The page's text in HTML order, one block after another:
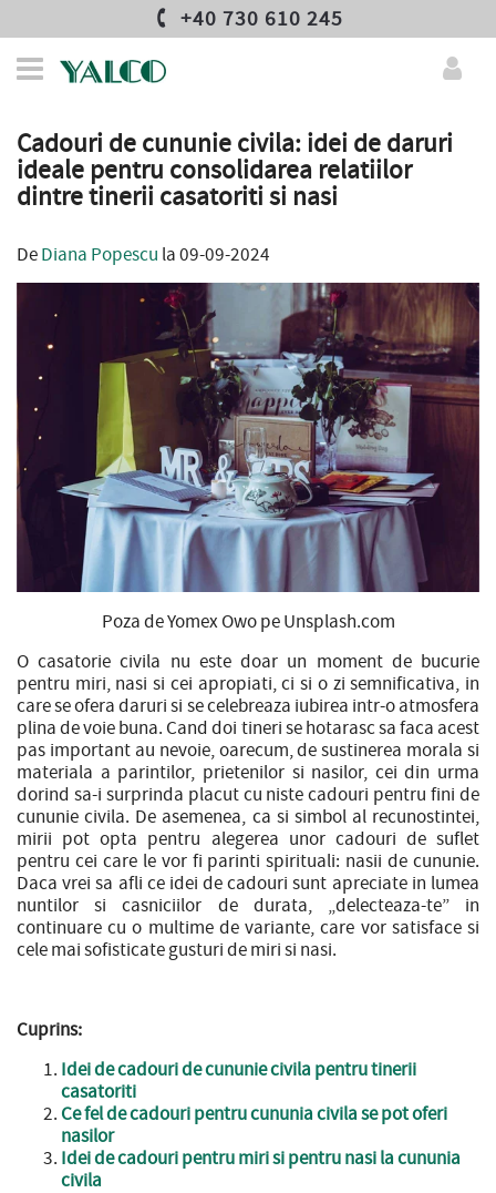
+40 730 610 245
Cadouri de cununie civila: idei de daruri
ideale pentru consolidarea relatiilor
dintre tinerii casatoriti si nasi
DeDiana Popescu la 09-09-2024
Poza de Yomex Owo pe Unsplash.com
O casatorie civila nu este doar un moment de bucurie
pentru miri, nasi si cei apropiati, ci si o zi semnificativa, in
care se ofera daruri si se celebreaza iubirea intr-o atmosfera
plina de voie buna. Cand doi tineri se hotarasc sa faca acest
pas important au nevoie, oarecum, de sustinerea morala si
materiala a parintilor, prietenilor si nasilor, cei din urma
dorind sa-i surprinda placut cu niste cadouri pentru fini de
cununie civila. De asemenea, ca si simbol al recunostintei,
mirii pot opta pentru alegerea unor cadouri de suflet
pentru cei care le vor fi parinti spirituali: nasii de cununie.
Daca vrei sa afli ce idei de cadouri sunt apreciate in lumea
nuntilor si casniciilor de durata, „delecteaza-te” in
continuare cu o multime de variante, care vor satisface si
cele mai sofisticate gusturi de miri si nasi.
Cuprins:
Idei de cadouri de cununie civila pentru tinerii
casatoriti
Ce fel de cadouri pentru cununia civila se pot oferi
nasilor
Idei de cadouri pentru miri si pentru nasi la cununia
civila